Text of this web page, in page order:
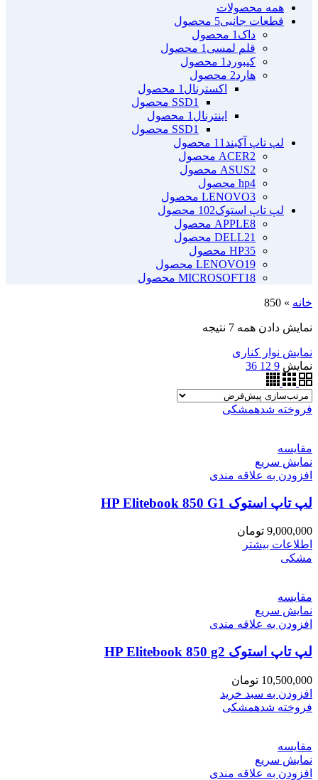
همه محصولات
قطعات جانبی5 محصول
داک 1 محصول
قلم لمسی 1 محصول
کیبورد 1 محصول
هارد2 محصول
اکسترنال 1 محصول
SSD1 محصول
اینترنال 1 محصول
SSD1 محصول
لپ تاپ آکبند 11 محصول
ACER2 محصول
ASUS2 محصول
hp4 محصول
LENOVO3 محصول
لپ تاپ استوک102 محصول
APPLE8 محصول
DELL21 محصول
HP35 محصول
LENOVO19 محصول
MICROSOFT18 محصول
خانه »
850
نمایش دادن همه 7 نتیجه
نمایش نوار کناری
نمایش 9
12
36
فروخته شدهمشکی
مقايسه
نمایش سریع
افزودن به علاقه مندی
لپ تاپ استوک HP Elitebook 850 G1
9,000,000 تومان
اطلاعات بیشتر
مشکی
مقايسه
نمایش سریع
افزودن به علاقه مندی
لپ تاپ استوک HP Elitebook 850 g2
10,500,000 تومان
افزودن به سبد خرید
فروخته شدهمشکی
مقايسه
نمایش سریع
افزودن به علاقه مندی